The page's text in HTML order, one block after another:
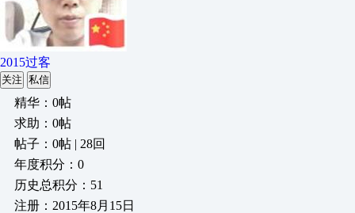
2015过客
关注 私信
精华：0帖
求助：0帖
帖子：0帖 | 28回
年度积分：0
历史总积分：51
注册：2015年8月15日